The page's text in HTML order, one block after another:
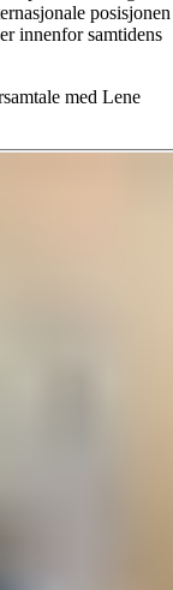
posisjonen
innenfor samtidens
med Lene